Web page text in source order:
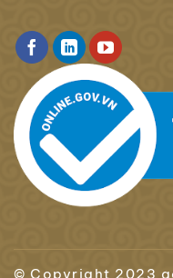
© Copyright 2023